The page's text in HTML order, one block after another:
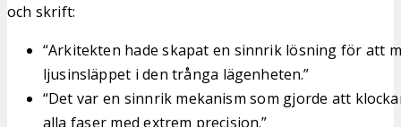
och skrift:
“Arkitekten hade skapat en sinnrik lösning för att
ljusinsläppet i den trånga lägenheten.”
“Det var en sinnrik mekanism som gjorde att
alla faser med extrem precision.”